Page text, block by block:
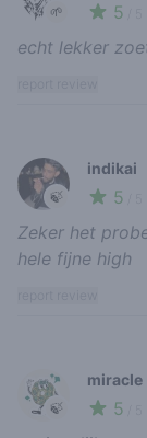
🌱 5
echt lekker
🍃
indikai
5
Zeker het
hele fijne high
🍃
miracle
5